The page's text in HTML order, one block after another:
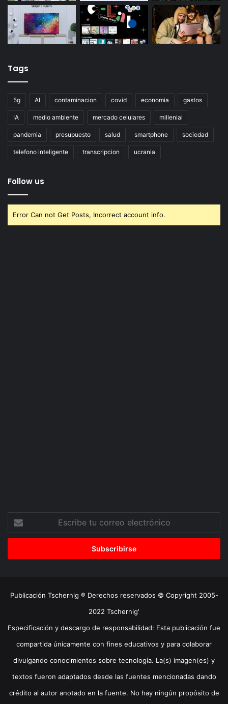
Tags
5g AI contaminacion covid economia gastos
IA medio ambiente mercado celulares millenial
pandemia presupuesto salud smartphone sociedad
telefono inteligente transcripcion ucrania
Follow us
Error Can not Get Posts, Incorrect account info.
correo
Publicación Tschernig ® Derechos reservados © Copyright 2005-
2022 Tschernig'
Especificación y descargo de responsabilidad: Esta publicación fue
compartida únicamente con fines educativos y para colaborar
divulgando conocimientos sobre tecnología. La(s) imagen(es) y
textos fueron adaptados desde las fuentes mencionadas dando
crédito al autor anotado en la fuente. No hay ningún propósito de